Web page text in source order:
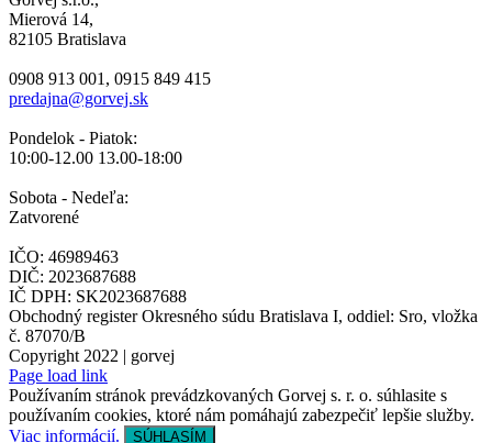
Mierová 14,
82105 Bratislava
0908 913 001, 0915 849 415
predajna@gorvej.sk
Pondelok - Piatok:
10:00-12.00 13.00-18:00
Sobota - Nedeľa:
Zatvorené
IČO: 46989463
DIČ: 2023687688
IČ DPH: SK2023687688
Obchodný register Okresného súdu Bratislava I, oddiel: Sro, vložka
č. 87070/B
Copyright 2022 | gorvej
Page load link
Používaním stránok prevádzkovaných Gorvej s. r. o. súhlasite s
používaním cookies, ktoré nám pomáhajú zabezpečiť lepšie služby.
Viac informácií.
SÚHLASÍM